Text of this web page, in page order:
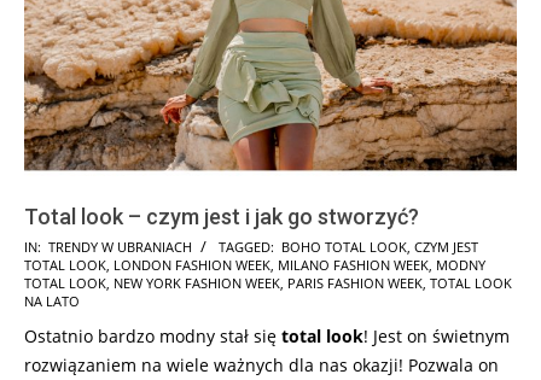
Total look – czym jest i jak go stworzyć?
2025-
08-
08
IN: TRENDY W UBRANIACH TAGGED: BOHO TOTAL LOOK CZYM JEST
TOTAL LOOK LONDON FASHION WEEK MILANO FASHION WEEK MODNY
TOTAL LOOK NEW YORK FASHION WEEK PARIS FASHION WEEK TOTAL LOOK
NA LATO
Ostatnio bardzo modny stał się total look! Jest on świetnym
rozwiązaniem na wiele ważnych dla nas okazji! Pozwala on